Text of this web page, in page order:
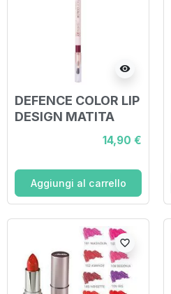
visibility
DEFENCE COLOR LIP
DESIGN MATITA
14,90 €
Aggiungi al carrello
favorite_border